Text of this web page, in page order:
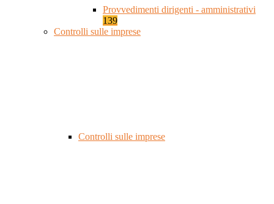
Provvedimenti dirigenti - amministrativi
139
Controlli sulle imprese
Controlli sulle imprese